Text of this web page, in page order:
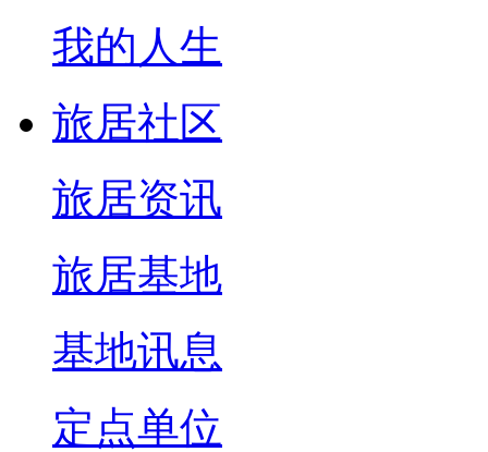
我的人生
旅居社区
旅居资讯
旅居基地
基地讯息
定点单位